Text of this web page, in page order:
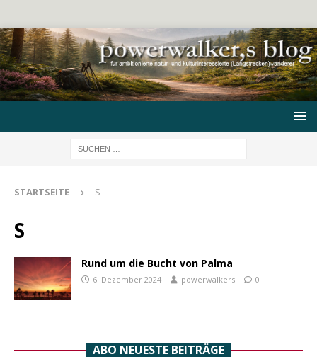
STARTSEITE S
S
Rund um die Bucht von Palma
6. Dezember 2024 powerwalkers 0
ABO NEUESTE BEITRÄGE